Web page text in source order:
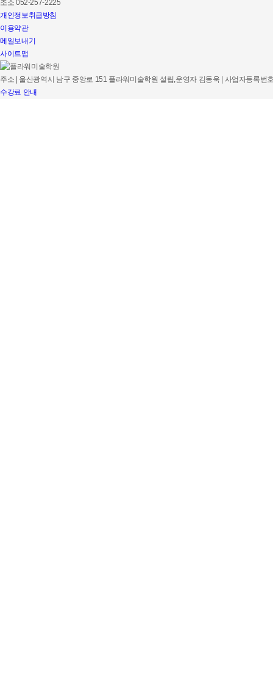
조소 052-257-2225
개인정보취급방침
이용약관
메일보내기
사이트맵
주소 | 울산광역시 남구 중앙로 151 플라워미술학원 설립,운영자 김동욱 | 사업자등록번
수강료 안내